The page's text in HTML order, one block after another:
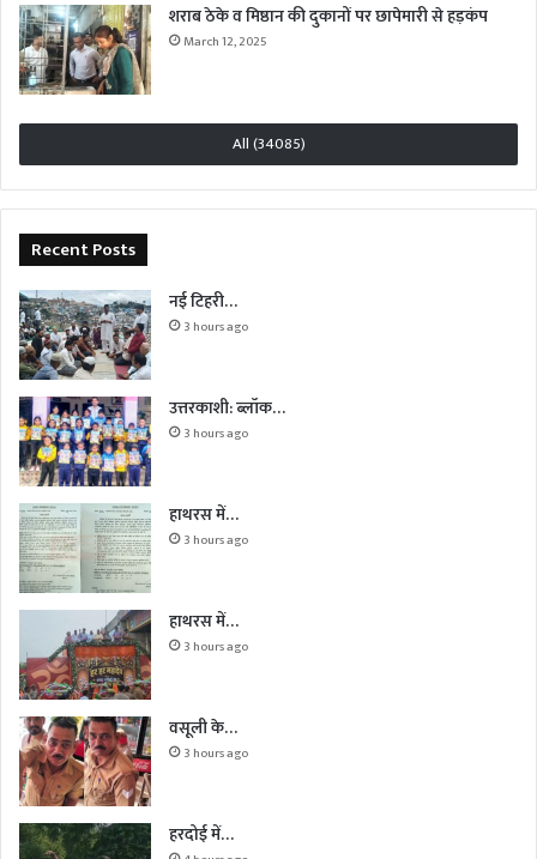
शराब ठेके व मिष्ठान की दुकानों पर छापेमारी से हड़कंप
March 12, 2025
All (34085)
Recent Posts
नई टिहरी…
3 hours ago
उत्तरकाशी: ब्लॉक…
3 hours ago
हाथरस में…
3 hours ago
हाथरस में…
3 hours ago
वसूली के…
3 hours ago
हरदोई में…